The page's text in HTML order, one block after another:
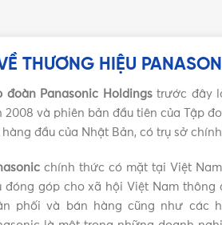
THƯƠNG HIỆU
đoàn Panasonic Holdingstrước đây
2008 và phiên bản đầu tiên của Tập
đầu của Nhật Bản, có trụ sở
chính thức có mặt tại Việt
đóng góp cho xã hội Việt Nam
phối và bán hàng cũng như các